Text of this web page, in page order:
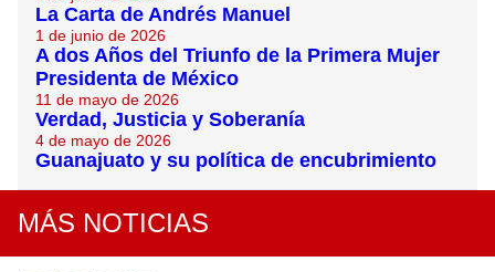
La Carta de Andrés Manuel
1 de junio de 2026
A dos Años del Triunfo de la Primera Mujer
Presidenta de México
11 de mayo de 2026
Verdad, Justicia y Soberanía
4 de mayo de 2026
Guanajuato y su política de encubrimiento
MÁS NOTICIAS